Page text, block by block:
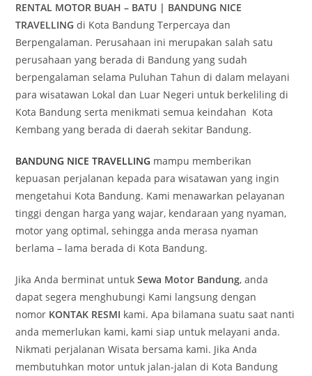
RENTAL MOTOR BUAH – BATU | BANDUNG NICE
TRAVELLING di Kota Bandung Terpercaya dan
Berpengalaman. Perusahaan ini merupakan salah satu
perusahaan yang berada di Bandung yang sudah
berpengalaman selama Puluhan Tahun di dalam melayani
para wisatawan Lokal dan Luar Negeri untuk berkeliling di
Kota Bandung serta menikmati semua keindahan Kota
Kembang yang berada di daerah sekitar Bandung.
BANDUNG NICE TRAVELLING mampu memberikan
kepuasan perjalanan kepada para wisatawan yang ingin
mengetahui Kota Bandung. Kami menawarkan pelayanan
tinggi dengan harga yang wajar, kendaraan yang nyaman,
motor yang optimal, sehingga anda merasa nyaman
berlama – lama berada di Kota Bandung.
Jika Anda berminat untukSewa Motor Bandung, anda
dapat segera menghubungi Kami langsung dengan
nomor KONTAK RESMI kami. Apa bilamana suatu saat nanti
anda memerlukan kami, kami siap untuk melayani anda.
Nikmati perjalanan Wisata bersama kami. Jika Anda
membutuhkan motor untuk jalan-jalan di Kota Bandung